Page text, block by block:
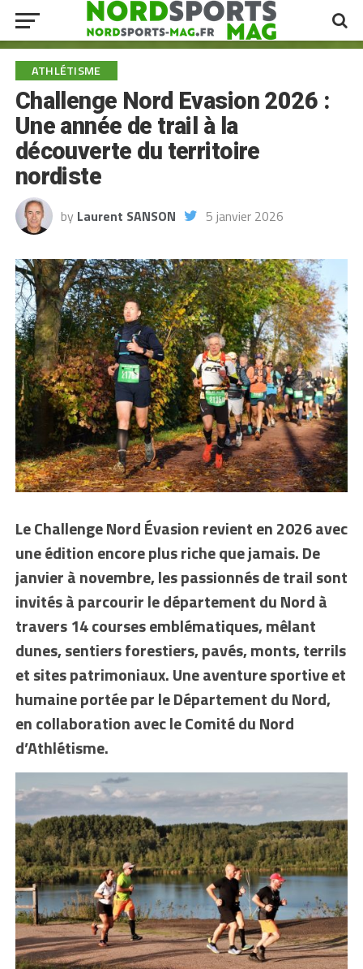
ATHLÉTISME
Challenge Nord Evasion 2026 :
Une année de trail à la
découverte du territoire
nordiste
by Laurent SANSON 5 janvier 2026
Le Challenge Nord Évasion revient en 2026 avec
une édition encore plus riche que jamais. De
janvier à novembre, les passionnés de trail sont
invités à parcourir le département du Nord à
travers 14 courses emblématiques, mêlant
dunes, sentiers forestiers, pavés, monts, terrils
et sites patrimoniaux. Une aventure sportive et
humaine portée par le Département du Nord,
en collaboration avec le Comité du Nord
d’Athlétisme.